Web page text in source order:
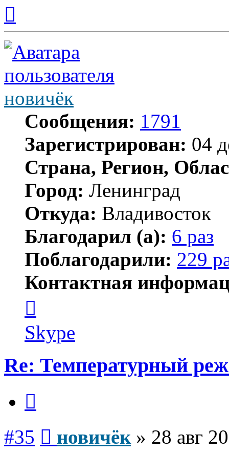
началу
новичёк
Сообщения: 1791
Зарегистрирован: 04
Страна, Регион,
Город: Ленинград
Откуда: Владивосток
Благодарил (а): 6 раз
Поблагодарили: 229
Контактная
пользователя
новичёк
Skype
Re: Температурный
#35 новичёк» 28 авг